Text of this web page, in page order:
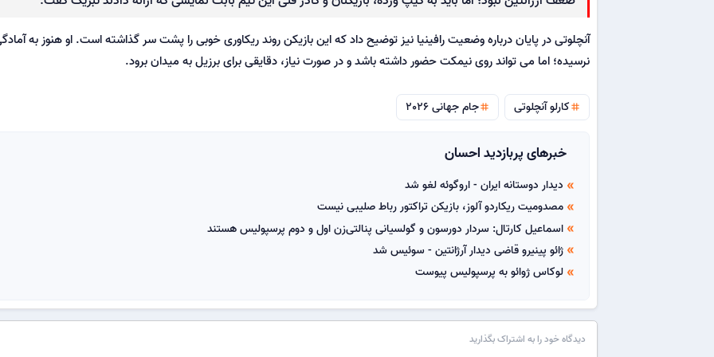
آنچلوتی در پایان درباره وضعیت رافینیا نیز توضیح داد که این بازیکن روند ریکاوری خوبی را پشت سر گذاشته است. او هنوز به
نرسیده؛ اما می تواند روی نیمکت حضور داشته باشد و در صورت نیاز، دقایقی برای برزیل به میدان برود.
tag کارلو آنچلوتی tagجام جهانی 2026
خبرهای پربازدید احسان
double_arrow دیدار دوستانه ایران - اروگوئه لغو شد
double_arrow مصدومیت ریکاردو آلوز، بازیکن تراکتور رباط صلیبی نیست
double_arrow اسماعیل کارتال: سردار دورسون و گولسیانی پنالتی‌زن اول و دوم پرسپولیس هستند
double_arrow ژائو پینیرو قاضی دیدار آرژانتین - سوئیس شد
double_arrow لوکاس ژوائو به پرسپولیس پیوست